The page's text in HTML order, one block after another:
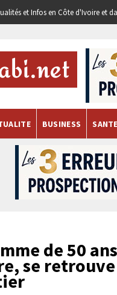
et Infos en Côte d'Ivoire et
BUSINESS SANTE
de 50
se